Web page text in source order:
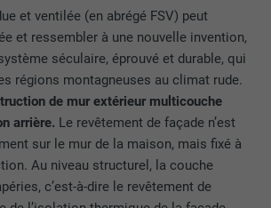
et ventilée (en abrégé FSV) peut
et ressembler à une nouvelle invention,
séculaire, éprouvé et durable, qui
régions montagneuses au climat rude.
de mur extérieur multicouche
arrière. Le revêtement de façade n’est
sur le mur de la maison, mais fixé à
Au niveau structurel, la couche
c’est-à-dire le revêtement de
cookie_optin
Sgalinski
12 mois
fonctionnement de l'extension qui gère
le consentement pour les cookies. Il doit
Enregistre un identifiant unique utilisé
pour générer des données statistiques
sur la manière dont l'utilisateur utilise le
site Internet.
_gat
Google Analytics
» sont utilisés par les annonceurs
pour afficher de la publicité personnalisée.
les visiteurs à travers les sites Internet.
sont acceptés, l'accès aux contenus des
de réseaux sociaux ne nécessite plus de
NID
Google
informations relatives aux cookies